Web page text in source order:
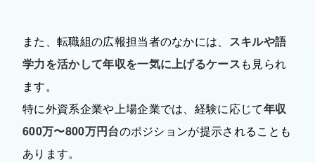
また、転職組の広報担当者のなかには、 スキルや語
学力を活かして年収を一気に上げるケースも見られ
ます。
特に外資系企業や上場企業では、経験に応じて年収
600万〜800万円台のポジションが提示されることも
あります。